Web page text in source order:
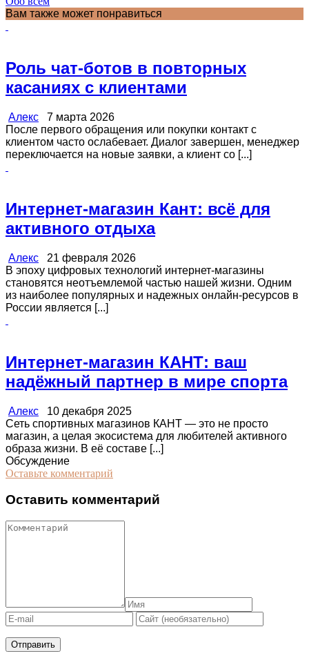
Вам также может понравиться
Роль чат-ботов в повторных
касаниях с клиентами
Алекс 7 марта 2026
После первого обращения или покупки контакт с
клиентом часто ослабевает. Диалог завершен, менеджер
переключается на новые заявки, а клиент со [...]
Интернет-магазин Кант: всё для
активного отдыха
Алекс 21 февраля 2026
В эпоху цифровых технологий интернет-магазины
становятся неотъемлемой частью нашей жизни. Одним
из наиболее популярных и надежных онлайн-ресурсов в
России является [...]
Интернет-магазин КАНТ: ваш
надёжный партнер в мире спорта
Алекс 10 декабря 2025
Сеть спортивных магазинов КАНТ — это не просто
магазин, а целая экосистема для любителей активного
образа жизни. В её составе [...]
Обсуждение
Оставьте комментарий
Оставить комментарий